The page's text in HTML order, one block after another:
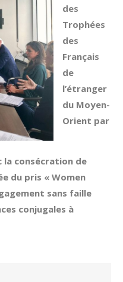
des
Trophées
des
Français
de
l’étranger
du Moyen-
Orient par
la consécration de
du pris « Women
sans faille
conjugales à